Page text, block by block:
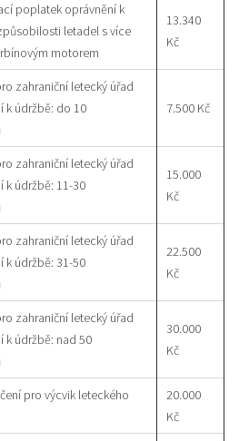
poplatek oprávnění k
letadel s více
motorem
13.340
Kč
zahraniční letecký úřad
k údržbě: do 10
7.500 Kč
zahraniční letecký úřad
k údržbě: 11-30
15.000
Kč
zahraniční letecký úřad
k údržbě: 31-50
22.500
Kč
zahraniční letecký úřad
k údržbě: nad 50
30.000
Kč
pro výcvik leteckého
20.000
Kč